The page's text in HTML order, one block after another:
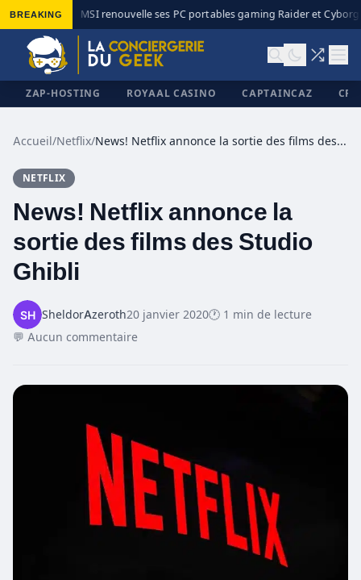
BREAKING MSI renouvelle ses PC portables gaming Raider et Cyborg
ZAP-HOSTING ROYAAL CASINO CAPTAINCAZ
Accueil/Netflix/ News! Netflix annonce la sortie des films des Studio Ghibli
NETFLIX
News! Netflix annonce la
sortie des films des Studio
Ghibli
SheldorAzeroth20 janvier 2020🕐 1 min de lecture
💬 Aucun commentaire